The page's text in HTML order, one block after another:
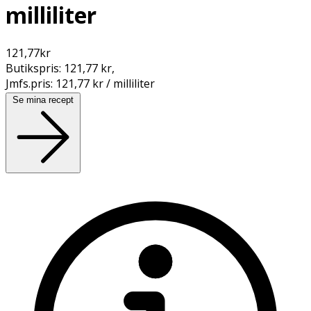
milliliter
121,77kr
Butikspris: 121,77 kr,
Jmfs.pris: 121,77 kr / milliliter
Se mina recept